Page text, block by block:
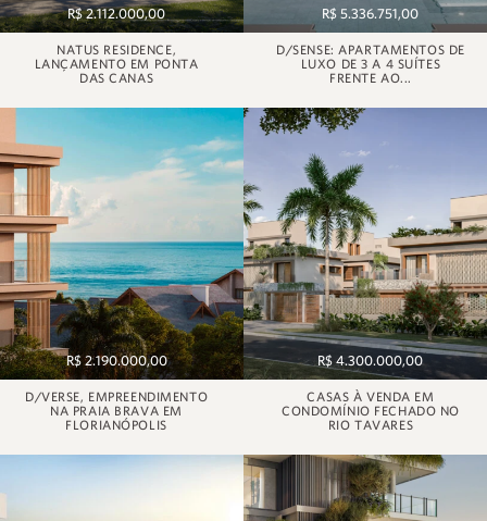
R$ 2.112.000,00
NATUS RESIDENCE,
LANÇAMENTO EM PONTA
DAS CANAS
R$ 5.336.751,00
D/SENSE: APARTAMENTOS DE
LUXO DE 3 A 4 SUÍTES
FRENTE AO...
R$ 2.190.000,00
D/VERSE, EMPREENDIMENTO
NA PRAIA BRAVA EM
FLORIANÓPOLIS
R$ 4.300.000,00
CASAS À VENDA EM
CONDOMÍNIO FECHADO NO
RIO TAVARES